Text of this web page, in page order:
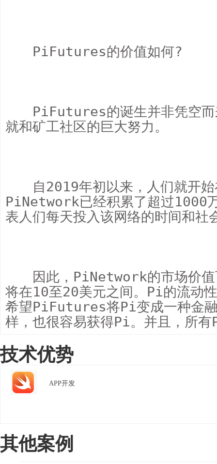
PiFutures的价值如何?
PiFutures的诞生并非凭空而
就和矿工社区的巨大努力。
自2019年初以来，人们就开始
PiNetwork已经积累了超过1000
表人们每天投入该网络的时间和社
因此，PiNetwork的市场价值
将在10至20美元之间。Pi的流动
希望PiFutures将Pi变成一种金
样，也很容易获得Pi。并且，所
技术优势
APP开发
其他案例